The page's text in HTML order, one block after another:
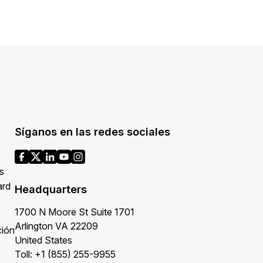
Síganos en las redes sociales
Headquarters
1700 N Moore St Suite 1701
Arlington VA 22209
United States
Toll: +1 (855) 255-9955